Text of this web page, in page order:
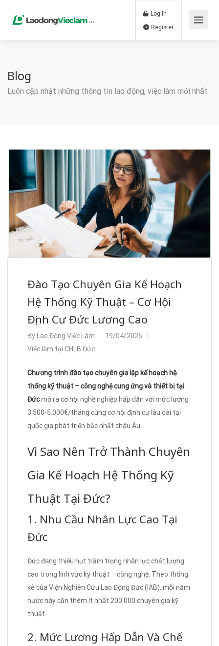
Log In
Blog
Luôn cập nhật những thông tin lao động, việc làm mới nhất
Đào Tạo Chuyên Gia Kế Hoạch
Hệ Thống Kỹ Thuật – Cơ Hội
Định Cư Đức Lương Cao
By Lao Động Việc Làm
19/04/2025
Việc làm tại CHLB Đức
Chương trình đào tạo chuyên gia lập kế hoạch hệ
thống kỹ thuật – công nghệ cung ứng và thiết bị tại
Đứcmở ra cơ hội nghề nghiệp hấp dẫn với mức lương
3.500-5.000€/tháng cùng cơ hội định cư lâu dài tại
quốc gia phát triển bậc nhất châu Âu.
Vì Sao Nên Trở Thành Chuyên
Gia Kế Hoạch Hệ Thống Kỹ
Thuật Tại Đức?
1. Nhu Cầu Nhân Lực Cao Tại
Đức
Đức đang thiếu hụt trầm trọng nhân lực chất lượng
cao trong lĩnh vực kỹ thuật – công nghệ. Theo thống
kê của Viện Nghiên Cứu Lao Động Đức (IAB), mỗi năm
nước này cần thêm ít nhất 200.000 chuyên gia kỹ
thuật.
2. Mức Lương Hấp Dẫn Và Chế